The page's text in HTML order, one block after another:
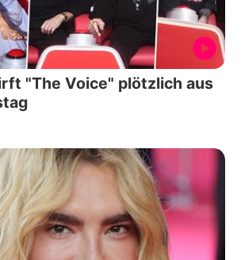
"The Voice" plötzlich aus